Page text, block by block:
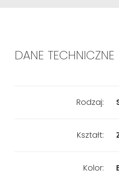
DANE TECHNICZNE
Rodzaj:
Kształt:
Kolor: